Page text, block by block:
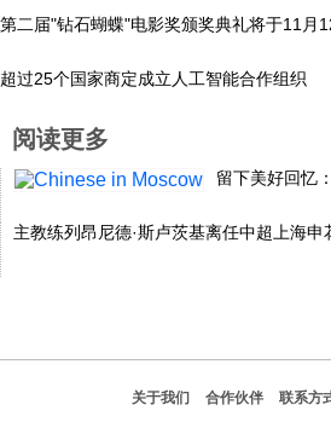
第二届"钻石蝴蝶"电影奖颁奖典礼将于11月
超过25个国家商定成立人工智能合作组织
阅读更多
留下美好回忆
主教练列昂尼德·斯卢茨基离任中超上海申
关于我们 合作伙伴 联系方